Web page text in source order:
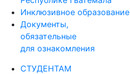
Инклюзивное образование
Документы,
обязательные
для ознакомления
СТУДЕНТАМ